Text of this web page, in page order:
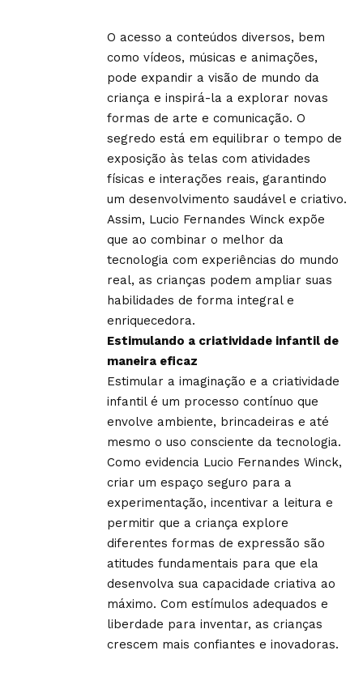
O acesso a conteúdos diversos, bem
como vídeos, músicas e animações,
pode expandir a visão de mundo da
criança e inspirá-la a explorar novas
formas de arte e comunicação. O
segredo está em equilibrar o tempo de
exposição às telas com atividades
físicas e interações reais, garantindo
um desenvolvimento saudável e criativo.
Assim, Lucio Fernandes Winck expõe
que ao combinar o melhor da
tecnologia com experiências do mundo
real, as crianças podem ampliar suas
habilidades de forma integral e
enriquecedora.
Estimulando a criatividade infantil de
maneira eficaz
Estimular a imaginação e a criatividade
infantil é um processo contínuo que
envolve ambiente, brincadeiras e até
mesmo o uso consciente da tecnologia.
Como evidencia Lucio Fernandes Winck,
criar um espaço seguro para a
experimentação, incentivar a leitura e
permitir que a criança explore
diferentes formas de expressão são
atitudes fundamentais para que ela
desenvolva sua capacidade criativa ao
máximo. Com estímulos adequados e
liberdade para inventar, as crianças
crescem mais confiantes e inovadoras.